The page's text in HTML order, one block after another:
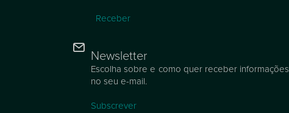
Receber
Newsletter
Escolha sobre e como quer receber informações
no seu e-mail.
Subscrever